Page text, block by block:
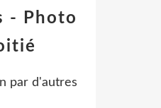
- Photo
par d'autres